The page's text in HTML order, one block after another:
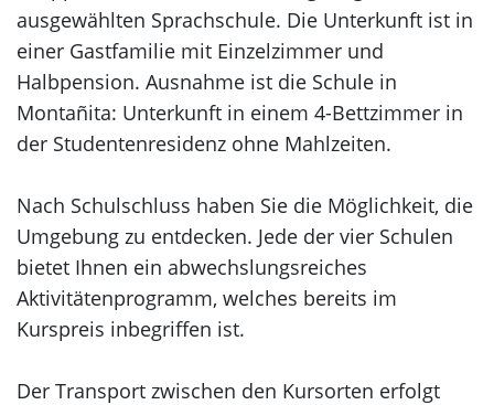
ausgewählten Sprachschule. Die Unterkunft ist in
einer Gastfamilie mit Einzelzimmer und
Halbpension. Ausnahme ist die Schule in
Montañita: Unterkunft in einem 4-Bettzimmer in
der Studentenresidenz ohne Mahlzeiten.
Nach Schulschluss haben Sie die Möglichkeit, die
Umgebung zu entdecken. Jede der vier Schulen
bietet Ihnen ein abwechslungsreiches
Aktivitätenprogramm, welches bereits im
Kurspreis inbegriffen ist.
Der Transport zwischen den Kursorten erfolgt